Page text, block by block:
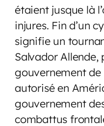
étaient jusque là
injures. Fin d’un
signifie un
Salvador Allende,
gouvernement de
autorisé en
gouvernement
combattus